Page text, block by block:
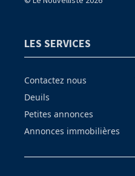
LES SERVICES
Contactez nous
Deuils
Petites annonces
Annonces immobilières